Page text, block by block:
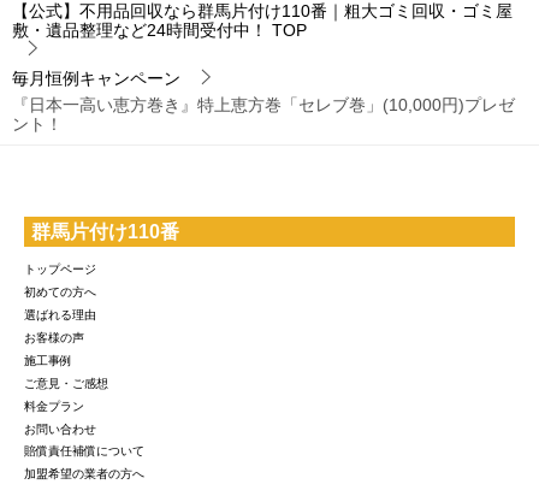
【公式】不用品回収なら群馬片付け110番｜粗大ゴミ回収・ゴミ屋
敷・遺品整理など24時間受付中！
TOP
毎月恒例キャンペーン
『日本一高い恵方巻き』特上恵方巻「セレブ巻」(10,000円)プレゼ
ント！
群馬片付け110番
トップページ
初めての方へ
選ばれる理由
お客様の声
施工事例
ご意見・ご感想
料金プラン
お問い合わせ
賠償責任補償について
加盟希望の業者の方へ